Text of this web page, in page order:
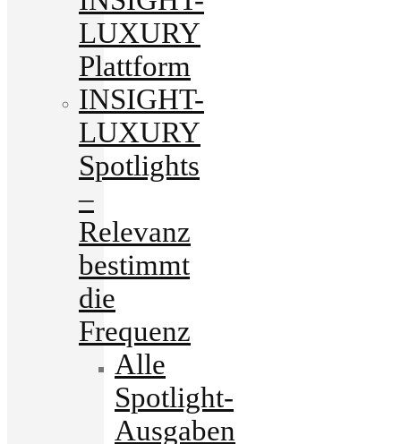
LUXURY
Plattform
INSIGHT-
LUXURY
Spotlights
–
Relevanz
bestimmt
die
Frequenz
Alle
Spotlight-
Ausgaben